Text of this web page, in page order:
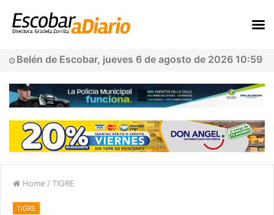
Belén de Escobar, jueves 6 de agosto de 2026 10:59
Home / TIGRE
TIGRE